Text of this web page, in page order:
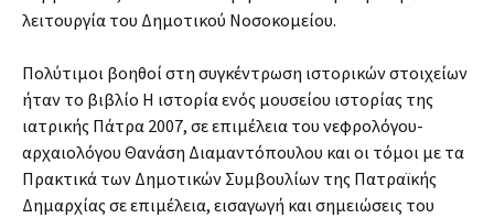
λειτουργία του Δημοτικού Νοσοκομείου.
Πολύτιμοι βοηθοί στη συγκέντρωση ιστορικών στοιχείων
ήταν το βιβλίο Η ιστορία ενός μουσείου ιστορίας της
ιατρικής Πάτρα 2007, σε επιμέλεια του νεφρολόγου-
αρχαιολόγου Θανάση Διαμαντόπουλου και οι τόμοι με τα
Πρακτικά των Δημοτικών Συμβουλίων της Πατραϊκής
Δημαρχίας σε επιμέλεια, εισαγωγή και σημειώσεις του